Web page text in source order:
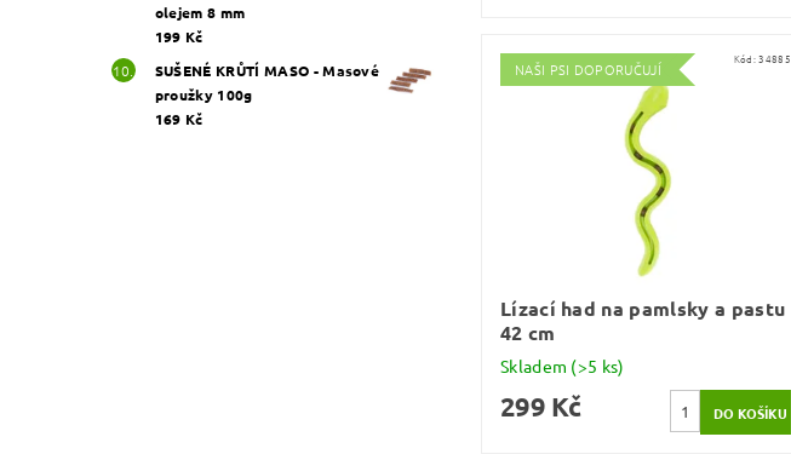
olejem 8 mm
199 Kč
SUŠENÉ KRŮTÍ MASO - Masové
proužky 100g
169 Kč
NAŠI PSI DOPORUČUJÍ
Kód:34885
Lízací had na pamlsky a pastu
42 cm
Skladem (>5 ks)
299 Kč